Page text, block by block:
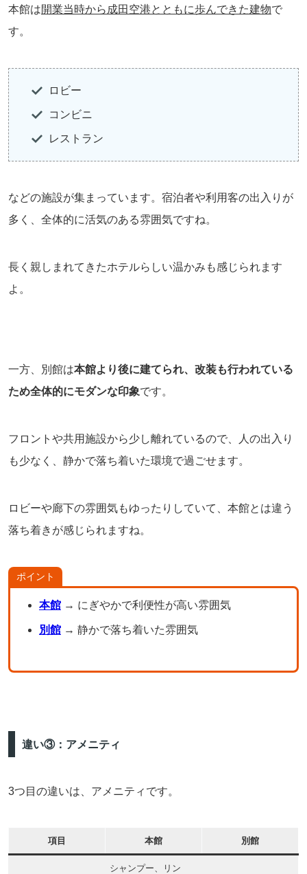
本館は開業当時から成田空港とともに歩んできた建物で
す。
ロビー
コンビニ
レストラン
などの施設が集まっています。宿泊者や利用客の出入りが
多く、全体的に活気のある雰囲気ですね。
長く親しまれてきたホテルらしい温かみも感じられます
よ。
一方、別館は本館より後に建てられ、改装も行われている
ため全体的にモダンな印象です。
フロントや共用施設から少し離れているので、人の出入り
も少なく、静かで落ち着いた環境で過ごせます。
ロビーや廊下の雰囲気もゆったりしていて、本館とは違う
落ち着きが感じられますね。
ポイント
本館→ にぎやかで利便性が高い雰囲気
別館→ 静かで落ち着いた雰囲気
違い③：アメニティ
3つ目の違いは、アメニティです。
項目 本館 別館
シャンプー、リン